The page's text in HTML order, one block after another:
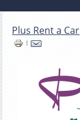
Plus Rent a Car
|